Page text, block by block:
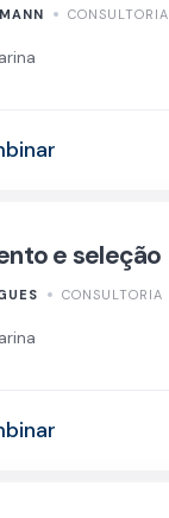
CONSULTORIA
e seleção
CONSULTORIA